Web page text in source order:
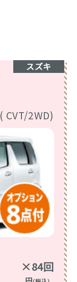
スズキ
( CVT/2WD)
×84回